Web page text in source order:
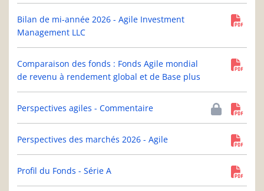
Bilan de mi-année 2026 - Agile Investment
Management LLC
Comparaison des fonds : Fonds Agile mondial
de revenu à rendement global et de Base plus
Perspectives agiles - Commentaire
Perspectives des marchés 2026 - Agile
Profil du Fonds - Série A